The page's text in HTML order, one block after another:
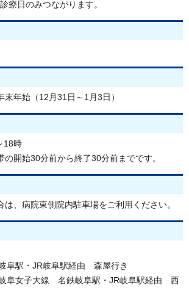
日のみつながります。
末年始（12月31日～1月3日）
18時
の開始30分前から終了30分前までです。
は、病院東側院内駐車場をご利用ください。
阜駅・JR岐阜駅経由 森屋行き
阜女子大線 名鉄岐阜駅・JR岐阜駅経由 西